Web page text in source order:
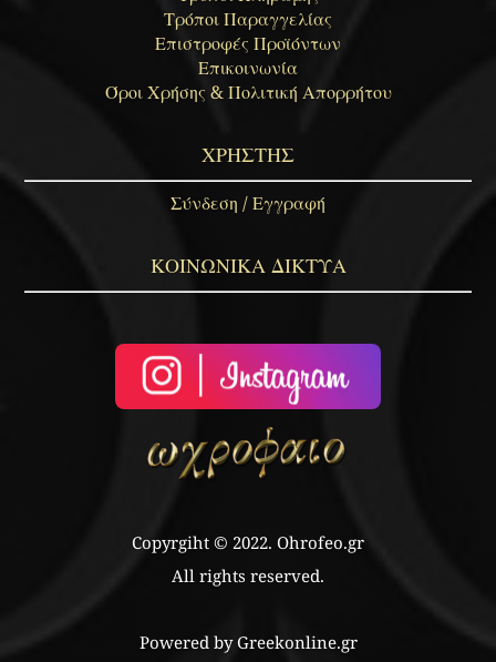
Τρόποι Παραγγελίας
Επιστροφές Προϊόντων
Επικοινωνία
Όροι Χρήσης & Πολιτική Απορρήτου
ΧΡΗΣΤΗΣ
Σύνδεση / Εγγραφή
ΚΟΙΝΩΝΙΚΑ ΔΙΚΤΥΑ
Copyrgiht © 2022. Ohrofeo.gr
All rights reserved.
Powered by Greekonline.gr